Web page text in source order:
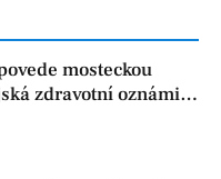
mosteckou
zdravotní oznámila